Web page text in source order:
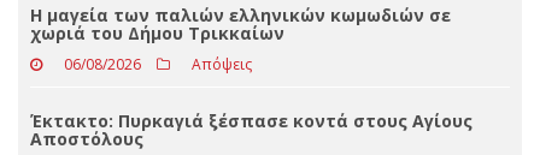
Εφυγε από τη ζωή ο Αθανάσιος Ντακούλας
06/08/2026 Δελτία Τύπου
Η μαγεία των παλιών ελληνικών κωμωδιών σε
χωριά του Δήμου Τρικκαίων